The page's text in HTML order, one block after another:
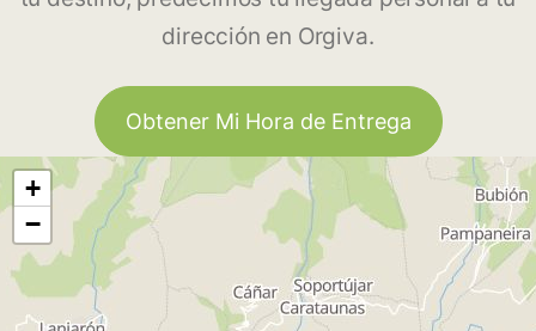
dirección en Orgiva.
Obtener Mi Hora de Entrega
+
−